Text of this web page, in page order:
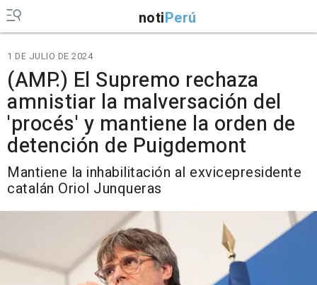
notiPerú
1 DE JULIO DE 2024
(AMP.) El Supremo rechaza
amnistiar la malversación del
'procés' y mantiene la orden de
detención de Puigdemont
Mantiene la inhabilitación al exvicepresidente
catalán Oriol Junqueras